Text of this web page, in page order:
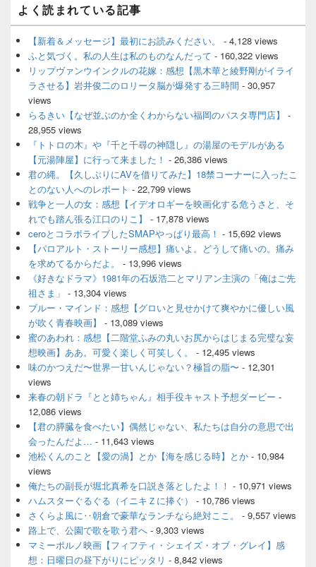
ン
サ
イ
バ
ィ
ェ
エ
ア
よく読まれている記事
【新着＆メッセージ】最初にお読みください。
- 4,128 views
ふと気づく。私の人生は私のものなんだって - 160,322 views
リップヴァンウインクルの花嫁：感想【黒木華と綾野剛がイライ
ラさせる】岩井俊二のロリータ脳が爆発する三時間 - 30,957
views
らるきい【なぜ並ぶのか全くわからない福岡のパスタ専門店】
-
28,955 views
『トトロの木』や『千と千尋の神隠し』の湯屋のモデルがある
【元湯陣屋】に行って来ました！ - 26,386 views
君の縄。【久しぶりにAVを借りてみた】18禁コーナーに入ったこ
とのない人へのレポート - 22,799 views
戦争と一人の女：感想【イデオロギーを映画化する危うさと、そ
れでも踏ん張る江口のりこ】
- 17,878 views
ceroとコラボライブしたSMAPやっぱり最高！ - 15,692 views
【パロアルト・ストーリー感想】痛いよ。どうして痛いの。痛み
を求めてるからだよ。
- 13,996 views
《好きなドラマ》1981年の石坂浩二とマリアン主演の「俺はご先
祖さま」 - 13,304 views
ブルー・マインド：感想【グロいと見せかけて爽やかに優しい風
が吹く青春映画】
- 13,089 views
蜜のあわれ：感想【二階堂ふみの丸いお尻からはじまる完璧な妄
想映画】ああ。可愛く楽しく可笑しく。
- 12,495 views
味のかつえだ〜世界一甘いんじゃない？極旨の脂〜 - 12,301
views
来春の朝ドラ『とと姉ちゃん』相手役キャスト予想ダービー -
12,086 views
【君の膵臓を食べたい】偶然じゃない、私たちは自分の意思で出
会ったんだよ… - 11,643 views
池松くんのこと【愛の渦】とか【海を感じる時】とか - 10,984
views
俺たちの副長が堀北真希を口説き落としたよ！！ - 10,971 views
ハムスターぐるぐる（イニキＺに捧ぐ）
- 10,786 views
さくらよ風に‥朝倉で豪華なランチなら絶対ここ。
- 9,557 views
路上で、公園で歌を歌う君へ - 9,303 views
マミーポルノ映画【フィフティ・シェイズ・オブ・グレイ】感
想：日曜日の昼下がりにピッタリ - 8,842 views